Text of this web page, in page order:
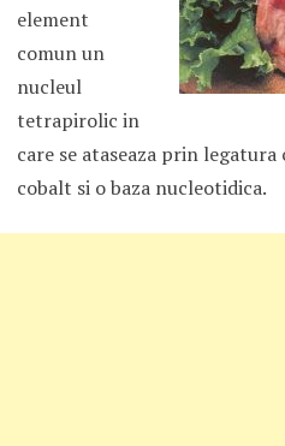
element
comun un
nucleul
tetrapirolic in
care se ataseaza prin
cobalt si o baza nucleotidica.